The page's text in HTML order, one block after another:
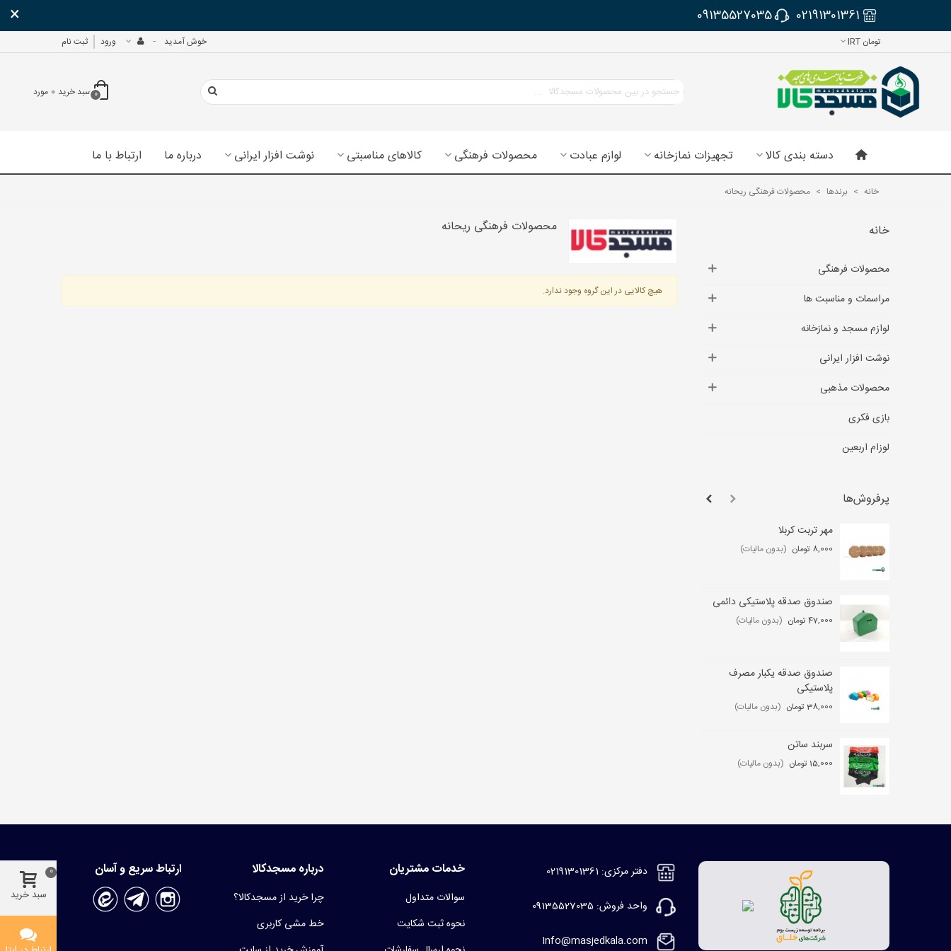
02191301361
09135527035
×
تومان IRT خوش آمدید ورود ثبت نام
0سبد خرید 0 مورد
دسته بندی کالا تجهیزات نمازخانه لوازم عبادت محصولات فرهنگی کالاهای مناسبتی نوشت افزار ایرانی درباره ما ارتباط با ما
خانه > برندها > محصولات فرهنگی ریحانه
خانه
محصولات فرهنگی
مراسمات و مناسبت ها
لوازم مسجد و نمازخانه
نوشت افزار ایرانی
محصولات مذهبی
بازی فکری
لوزام اربعین
پرفروش‌ها
مهر تربت کربلا
8,000 تومان (بدون مالیات)
صندوق صدقه پلاستیکی دائمی
47,000 تومان (بدون مالیات)
صندوق صدقه یکبار مصرف
پلاستیکی
38,000 تومان (بدون مالیات)
سربند ساتن
15,000 تومان (بدون مالیات)
محصولات فرهنگی ریحانه
هیچ کالایی در این گروه وجود ندارد.
دفتر مرکزی: 02191301361
واحد فروش: 09135527035
Info@masjedkala.com
خدمات مشتریان
سوالات متداول
نحوه ثبت شکایت
درباره مسجدکالا
چرا خرید از مسجدکالا؟
خط مشی کاربری
ارتباط سریع و آسان
سبد خرید
0